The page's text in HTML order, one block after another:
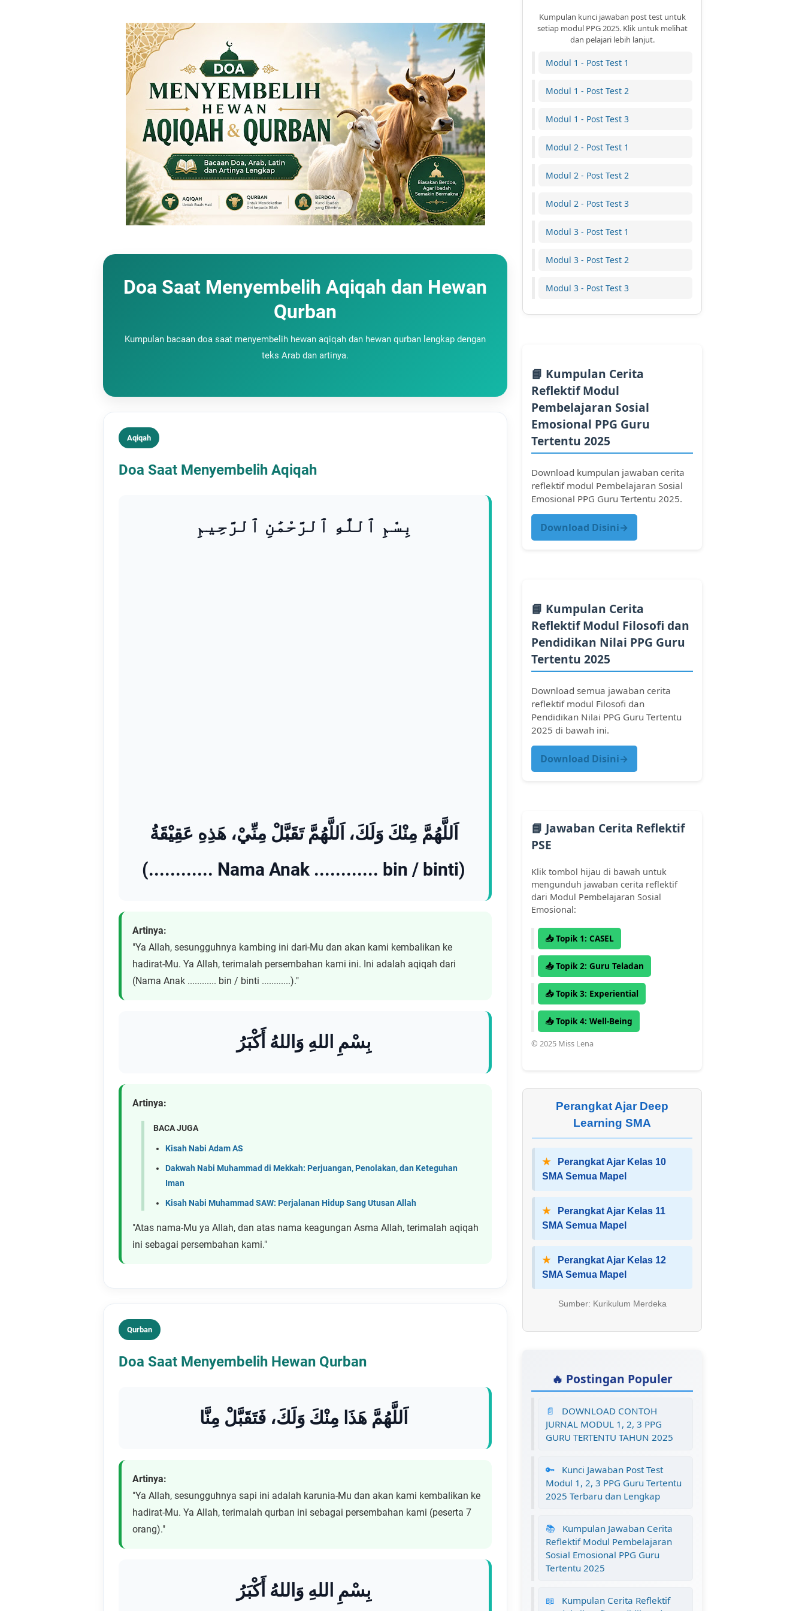
Doa Saat Menyembelih Aqiqah dan Hewan
Qurban
Kumpulan bacaan doa saat menyembelih hewan aqiqah dan hewan qurban lengkap dengan
teks Arab dan artinya.
Aqiqah
Doa Saat Menyembelih Aqiqah
بِسْمِ ٱللَّٰهِ ٱلرَّحْمَٰنِ ٱلرَّحِيمِ
اَللَّهُمَّ مِنْكَ وَلَكَ، اَللَّهُمَّ تَقَبَّلْ مِنِّيْ، هَذِهِ عَقِيْقَةُ
(Nama Anak ............ bin / binti ............)
Artinya:
"Ya Allah, sesungguhnya kambing ini dari-Mu dan akan kami kembalikan ke
hadirat-Mu. Ya Allah, terimalah persembahan kami ini. Ini adalah aqiqah dari
(Nama Anak ............ bin / binti ............)."
بِسْمِ اللهِ وَاللهُ أَكْبَرُ
Artinya:
BACA JUGA
Kisah Nabi Adam AS
Dakwah Nabi Muhammad di Mekkah: Perjuangan, Penolakan, dan Keteguhan
Iman
Kisah Nabi Muhammad SAW: Perjalanan Hidup Sang Utusan Allah
"Atas nama-Mu ya Allah, dan atas nama keagungan Asma Allah, terimalah aqiqah
ini sebagai persembahan kami."
Qurban
Doa Saat Menyembelih Hewan Qurban
اَللَّهُمَّ هَذَا مِنْكَ وَلَكَ، فَتَقَبَّلْ مِنَّا
Artinya:
"Ya Allah, sesungguhnya sapi ini adalah karunia-Mu dan akan kami kembalikan ke
hadirat-Mu. Ya Allah, terimalah qurban ini sebagai persembahan kami (peserta 7
orang)."
بِسْمِ اللهِ وَاللهُ أَكْبَرُ
Kumpulan kunci jawaban post test untuk
setiap modul PPG 2025. Klik untuk melihat
dan pelajari lebih lanjut.
Modul 1 - Post Test 1
Modul 1 - Post Test 2
Modul 1 - Post Test 3
Modul 2 - Post Test 1
Modul 2 - Post Test 2
Modul 2 - Post Test 3
Modul 3 - Post Test 1
Modul 3 - Post Test 2
Modul 3 - Post Test 3
📘 Kumpulan Cerita
Reflektif Modul
Pembelajaran Sosial
Emosional PPG Guru
Tertentu 2025
Download kumpulan jawaban cerita
reflektif modul Pembelajaran Sosial
Emosional PPG Guru Tertentu 2025.
Download Disini→
📘 Kumpulan Cerita
Reflektif Modul Filosofi dan
Pendidikan Nilai PPG Guru
Tertentu 2025
Download semua jawaban cerita
reflektif modul Filosofi dan
Pendidikan Nilai PPG Guru Tertentu
2025 di bawah ini.
Download Disini→
📘 Jawaban Cerita Reflektif
PSE
Klik tombol hijau di bawah untuk
mengunduh jawaban cerita reflektif
dari Modul Pembelajaran Sosial
Emosional:
📥 Topik 1: CASEL
📥 Topik 2: Guru Teladan
📥 Topik 3: Experiential
📥 Topik 4: Well-Being
© 2025 Miss Lena
Perangkat Ajar Deep
Learning SMA
★
Perangkat Ajar Kelas 10
SMA Semua Mapel
★
Perangkat Ajar Kelas 11
SMA Semua Mapel
★
Perangkat Ajar Kelas 12
SMA Semua Mapel
Sumber: Kurikulum Merdeka
🔥 Postingan Populer
📄
DOWNLOAD CONTOH
JURNAL MODUL 1, 2, 3 PPG
GURU TERTENTU TAHUN 2025
🔑
Kunci Jawaban Post Test
Modul 1, 2, 3 PPG Guru Tertentu
2025 Terbaru dan Lengkap
📚
Kumpulan Jawaban Cerita
Reflektif Modul Pembelajaran
Sosial Emosional PPG Guru
Tertentu 2025
📖
Kumpulan Cerita Reflektif